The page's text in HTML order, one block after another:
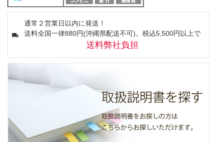
通常２営業日以内に発送！
送料全国一律880円(沖縄県配送不可)。税込5,500円以上で
送料弊社負担